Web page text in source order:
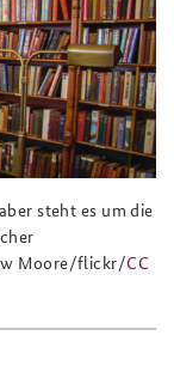
BAKS
gestalten
steht es um die
Moore/flickr/CC